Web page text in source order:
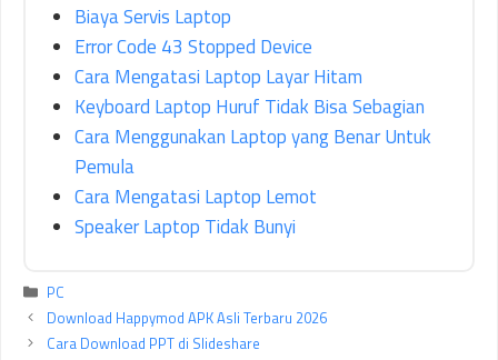
Biaya Servis Laptop
Error Code 43 Stopped Device
Cara Mengatasi Laptop Layar Hitam
Keyboard Laptop Huruf Tidak Bisa Sebagian
Cara Menggunakan Laptop yang Benar Untuk
Pemula
Cara Mengatasi Laptop Lemot
Speaker Laptop Tidak Bunyi
Kategori
PC
Download Happymod APK Asli Terbaru 2026
Cara Download PPT di Slideshare